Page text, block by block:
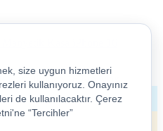
iPhone 16 Pro Max